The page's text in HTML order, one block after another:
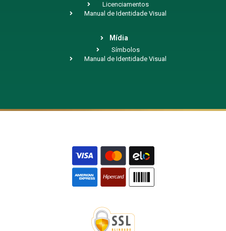
Licenciamentos
Manual de Identidade Visual
Mídia
Símbolos
Manual de Identidade Visual